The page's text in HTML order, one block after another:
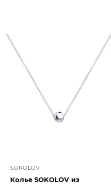
SOKOLOV
Колье SOKOLOV из